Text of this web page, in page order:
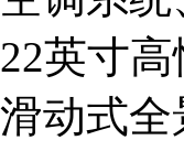
英寸
动式